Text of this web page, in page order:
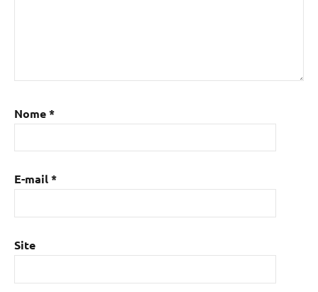
Nome*
E-mail*
Site